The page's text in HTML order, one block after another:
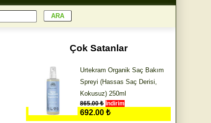
Çok Satanlar
Urtekram Organik Saç Bakım
Spreyi (Hassas Saç Derisi,
Kokusuz) 250ml
865.00 ₺ İndirim
692.00 ₺